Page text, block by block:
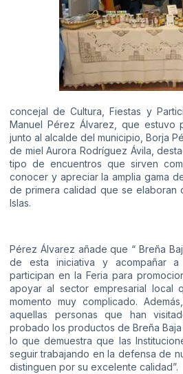
concejal de Cultura, Fiestas y
Manuel Pérez Álvarez, que estuvo
junto al alcalde del municipio, Borja
de miel Aurora Rodríguez Ávila,
tipo de encuentros que sirven
conocer y apreciar la amplia gama
de primera calidad que se elaboran
Islas.
Pérez Álvarez añade que “ Breña
de esta iniciativa y acompañar
participan en la Feria para
apoyar al sector empresarial local
momento muy complicado.
aquellas personas que han
probado los productos de Breña Baja
lo que demuestra que las
seguir trabajando en la defensa de
distinguen por su excelente calidad”.